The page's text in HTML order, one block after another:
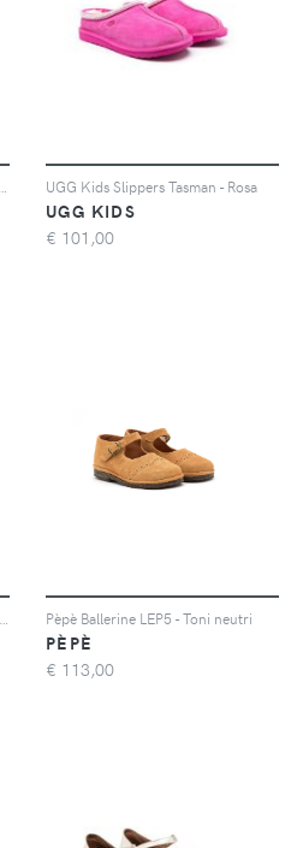
UGG Kids Slippers Tasman - Rosa
UGG KIDS
€ 101,00
Pèpè Ballerine LEP5 - Toni neutri
PÈPÈ
€ 113,00